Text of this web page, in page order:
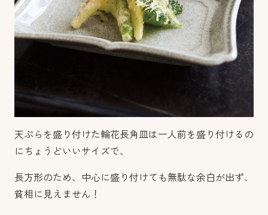
天ぷらを盛り付けた輪花長角皿は一人前を盛り付けるの
にちょうどいいサイズで、
長方形のため、中心に盛り付けても無駄な余白が出ず、
貧相に見えません！